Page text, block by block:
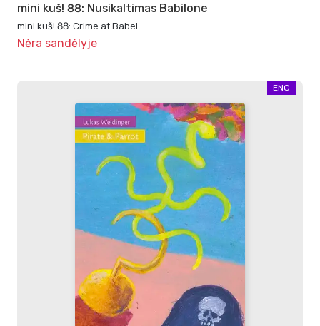
mini kuš! 88: Nusikaltimas Babilone
mini kuš! 88: Crime at Babel
Nėra sandėlyje
ENG